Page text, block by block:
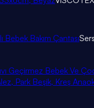
Bebek Bakım Çantası
Geçirmez Bebek Ve
Park Beşik, Kreş